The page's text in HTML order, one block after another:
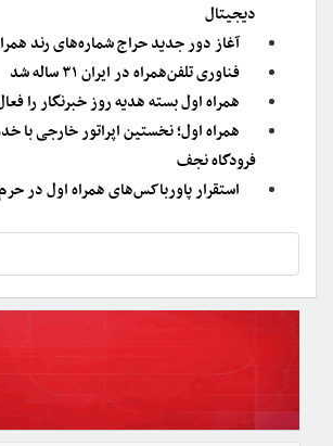
دیجیتال
آغاز دور جدید حراج شماره‌های رند
فناوری تلفن‌همراه در ایران ۳۱ ساله شد
همراه اول بسته هدیه روز خبرنگار را
همراه اول؛ نخستین اپراتور خارجی
فرودگاه نجف
استقرار پاورباکس‌های همراه اول در